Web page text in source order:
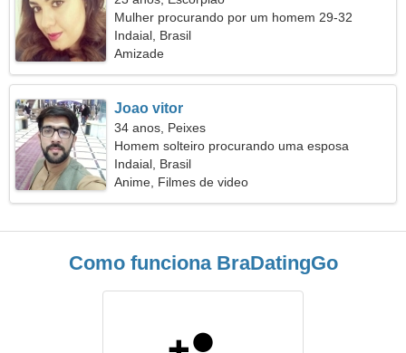
Mulher procurando por um homem 29-32
Indaial, Brasil
Amizade
Joao vitor
34 anos, Peixes
Homem solteiro procurando uma esposa
Indaial, Brasil
Anime, Filmes de video
Como funciona BraDatingGo